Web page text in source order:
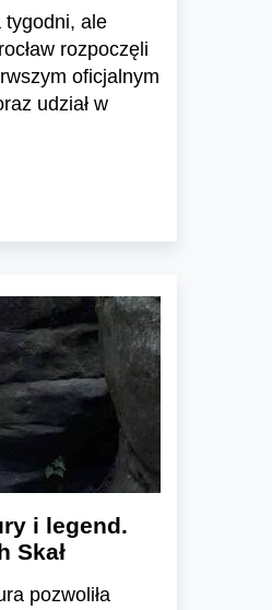
tygodni, ale
rozpoczęli
oficjalnym
udział w
i legend.
Skał
pozwoliła